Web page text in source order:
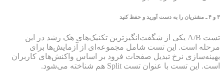
۳ و ۴ـ مشتریان را به دست آورید و حفظ کنید
تست A/B یکی از شگفت‌انگیزترین تکنیک‌های هک رشد در این
مرحله است. این تست شامل مجموعه‌ای از آزمایش‌ها برای
بهینه‌سازی نرخ تبدیل صفحات فرود بر اساس واکنش‌های کاربران
است. این تست با عنوان تست Split هم شناخته می‌شود.